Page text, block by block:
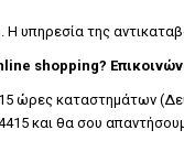
υπηρεσία της
shopping?
ώρες καταστημάτων
και θα σου